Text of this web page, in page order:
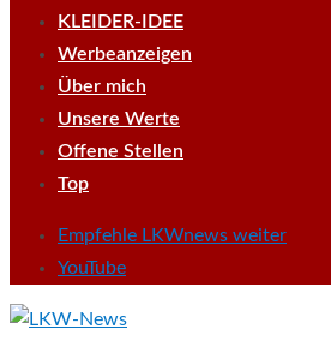
KLEIDER-IDEE
Werbeanzeigen
Über mich
Unsere Werte
Offene Stellen
Top
Empfehle LKWnews weiter
YouTube